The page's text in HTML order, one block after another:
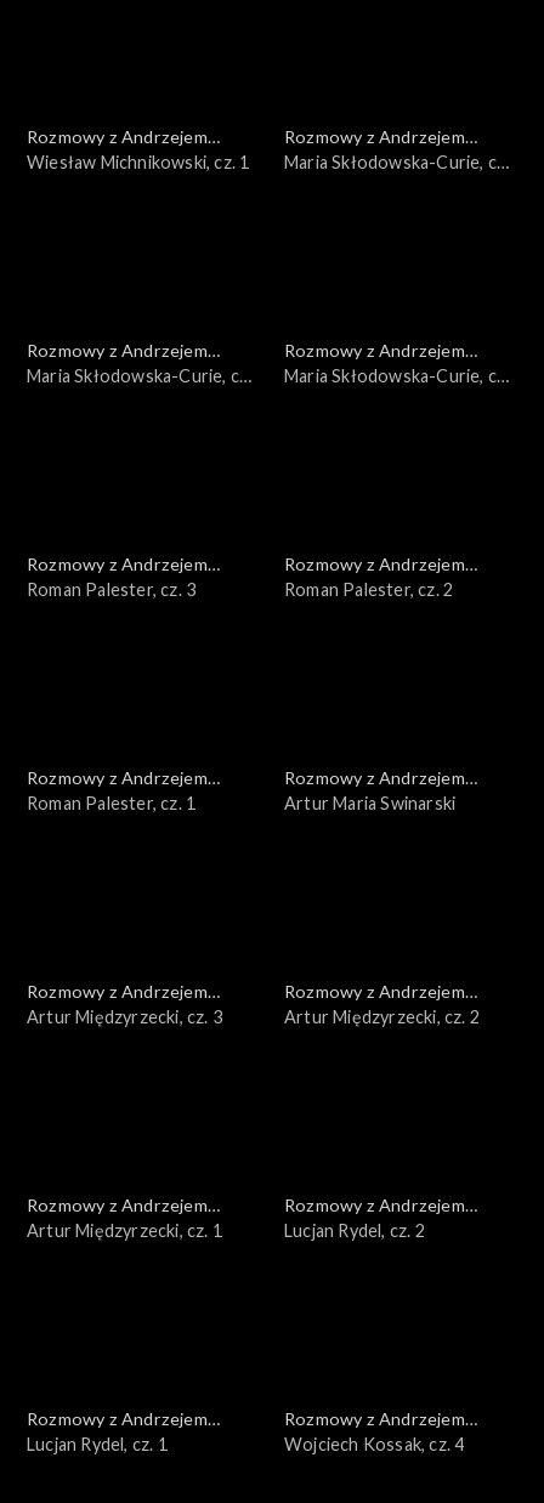
Rozmowy z Andrzejem
Doboszem
Wiesław Michnikowski, cz. 1
Rozmowy z Andrzejem
Doboszem
Maria Skłodowska-Curie, cz.
Rozmowy z Andrzejem
Doboszem
Maria Skłodowska-Curie, cz.
Rozmowy z Andrzejem
Doboszem
Maria Skłodowska-Curie, cz.
Rozmowy z Andrzejem
Doboszem
Roman Palester, cz. 3
Rozmowy z Andrzejem
Doboszem
Roman Palester, cz. 2
Rozmowy z Andrzejem
Doboszem
Roman Palester, cz. 1
Rozmowy z Andrzejem
Doboszem
Artur Maria Swinarski
Rozmowy z Andrzejem
Doboszem
Artur Międzyrzecki, cz. 3
Rozmowy z Andrzejem
Doboszem
Artur Międzyrzecki, cz. 2
Rozmowy z Andrzejem
Doboszem
Artur Międzyrzecki, cz. 1
Rozmowy z Andrzejem
Doboszem
Lucjan Rydel, cz. 2
Rozmowy z Andrzejem
Doboszem
Lucjan Rydel, cz. 1
Rozmowy z Andrzejem
Doboszem
Wojciech Kossak, cz. 4